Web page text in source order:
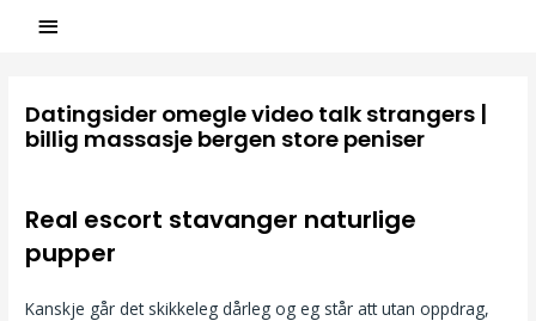
Datingsider omegle video talk strangers |
billig massasje bergen store peniser
Real escort stavanger naturlige
pupper
Kanskje går det skikkeleg dårleg og eg står att utan oppdrag,